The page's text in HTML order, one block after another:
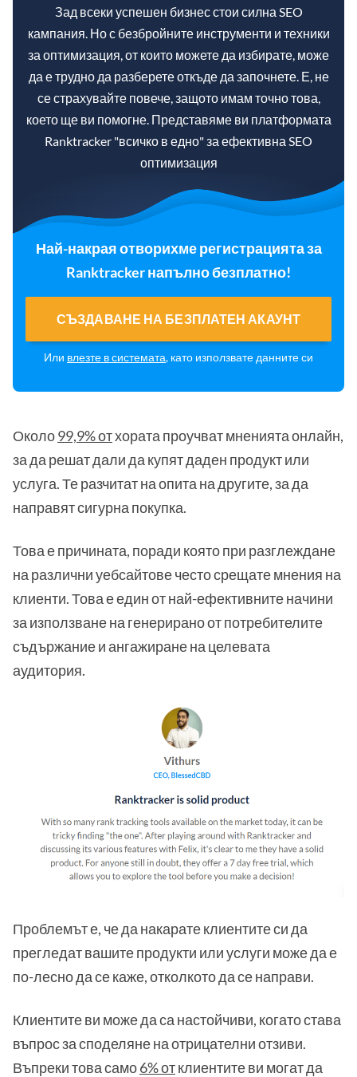
Зад всеки успешен бизнес стои силна SEO
кампания. Но с безбройните инструменти и техники
за оптимизация, от които можете да избирате, може
да е трудно да разберете откъде да започнете. Е, не
се страхувайте повече, защото имам точно това,
което ще ви помогне. Представяме ви платформата
Ranktracker "всичко в едно" за ефективна SEO
оптимизация
Най-накрая отворихме регистрацията за
Ranktracker напълно безплатно!
СЪЗДАВАНЕ НА БЕЗПЛАТЕН АКАУНТ
Или влезте в системата, като използвате данните си
Около99,9% отхората проучват мненията онлайн,
за да решат дали да купят даден продукт или
услуга. Те разчитат на опита на другите, за да
направят сигурна покупка.
Това е причината, поради която при разглеждане
на различни уебсайтове често срещате мнения на
клиенти. Това е един от най-ефективните начини
за използване на генерирано от потребителите
съдържание и ангажиране на целевата
аудитория.
Проблемът е, че да накарате клиентите си да
прегледат вашите продукти или услуги може да е
по-лесно да се каже, отколкото да се направи.
Клиентите ви може да са настойчиви, когато става
въпрос за споделяне на отрицателни отзиви.
Въпреки това само6% отклиентите ви могат да